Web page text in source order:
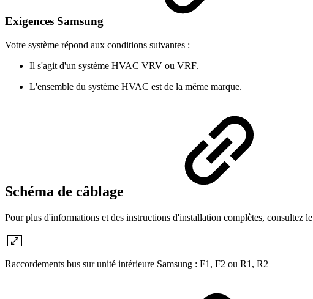
Exigences Samsung
Votre système répond aux conditions suivantes :
Il s'agit d'un système HVAC VRV ou VRF.
L'ensemble du système HVAC est de la même marque.
Schéma de câblage
Pour plus d'informations et des instructions d'installation complètes, consultez le
Raccordements bus sur unité intérieure Samsung : F1, F2 ou R1, R2